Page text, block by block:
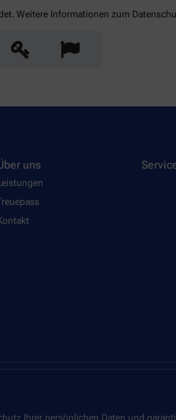
Weitere Informationen zum
uns
Ihrer persönlichen Daten und